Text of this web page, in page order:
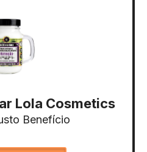
Lola Cosmetics
Benefício